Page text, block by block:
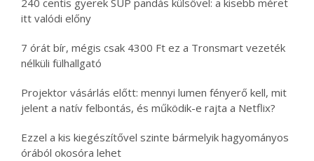
240 centis gyerek SUP pandás külsővel: a kisebb méret
itt valódi előny
7 órát bír, mégis csak 4300 Ft ez a Tronsmart vezeték
nélküli fülhallgató
Projektor vásárlás előtt: mennyi lumen fényerő kell, mit
jelent a natív felbontás, és működik-e rajta a Netflix?
Ezzel a kis kiegészítővel szinte bármelyik hagyományos
órából okosóra lehet